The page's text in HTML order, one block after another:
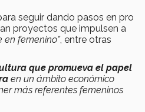
seguir dando pasos en pro
proyectos que impulsen a
en femenino”, entre otras
que promueva el papel
en un ámbito económico
más referentes femeninos